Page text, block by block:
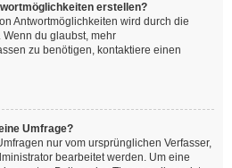
erstellen?
Antwortmöglichkeiten wird durch die
du glaubst, mehr
zu benötigen, kontaktiere einen
Umfrage?
nur vom ursprünglichen Verfasser,
bearbeitet werden. Um eine